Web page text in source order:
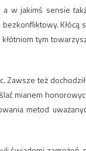
a w jakimś sensie
Kłócą
tym
Zawsze też
mianem
metod